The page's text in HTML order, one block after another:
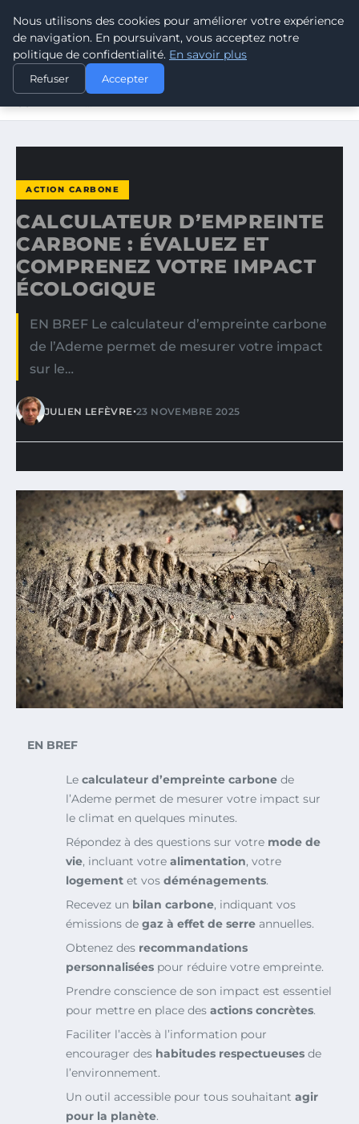
CLIMATE RESPONSE BLOG
ACCUEIL
ACTION CARBONE
CALCULATEUR D’EMPREINTE CARBONE : ÉVALUEZ ET
ACTION CARBONE
CALCULATEUR D’EMPREINTE
CARBONE : ÉVALUEZ ET
COMPRENEZ VOTRE IMPACT
ÉCOLOGIQUE
EN BREF Le calculateur d’empreinte carbone
de l’Ademe permet de mesurer votre impact
sur le…
JULIEN LEFÈVRE•23 NOVEMBRE 2025
EN BREF
Le calculateur d’empreinte carbone de
l’Ademe permet de mesurer votre impact sur
le climat en quelques minutes.
Répondez à des questions sur votre mode de
vie, incluant votre alimentation, votre
logement et vos déménagements.
Recevez un bilan carbone, indiquant vos
émissions de gaz à effet de serre annuelles.
Obtenez des recommandations
personnalisées pour réduire votre empreinte.
Prendre conscience de son impact est essentiel
pour mettre en place des actions concrètes.
Faciliter l’accès à l’information pour
encourager des habitudes respectueuses de
l’environnement.
Un outil accessible pour tous souhaitant agir
pour la planète.
Nous utilisons des cookies pour améliorer votre expérience
de navigation. En poursuivant, vous acceptez notre
politique de confidentialité. En savoir plus
Refuser Accepter